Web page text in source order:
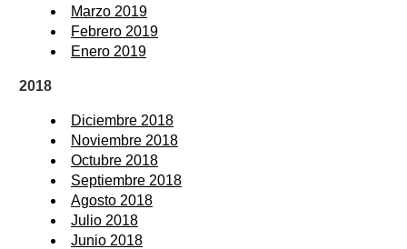
Marzo 2019
Febrero 2019
Enero 2019
2018
Diciembre 2018
Noviembre 2018
Octubre 2018
Septiembre 2018
Agosto 2018
Julio 2018
Junio 2018